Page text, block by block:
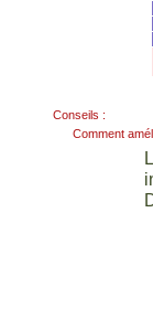
Conseils :
Comment